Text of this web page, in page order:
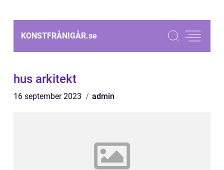
KONSTFRÅNIGÅR.se
hus arkitekt
16 september 2023 admin